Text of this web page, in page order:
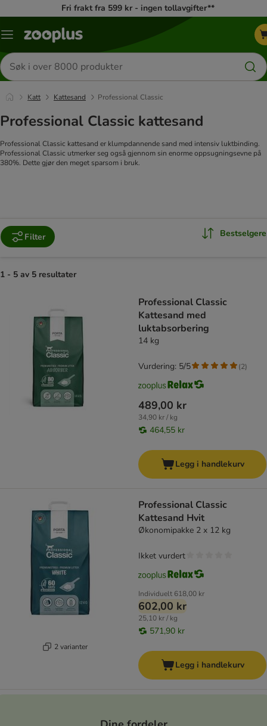
Fri frakt fra 599 kr - ingen tollavgifter**
Katalogmeny
Søk
etter
produkter
Katt Kattesand Professional Classic
Professional Classic kattesand
Professional Classic kattesand er klumpdannende sand med intensiv luktbinding.
Professional Classic utmerker seg også gjennom sin enorme oppsugningsevne på
380%. Dette gjør den meget sparsom i bruk.
Filter Bestselgere
1 - 5 av 5 resultater
Professional Classic
Kattesand med
luktabsorbering
14 kg
489,00 kr
34,90 kr / kg
464,55 kr
Vurdering: 5/5 (2)
Legg i handlekurv
2 varianter
Professional Classic
Kattesand Hvit
Økonomipakke 2 x 12 kg
Individuelt 618,00 kr
602,00 kr
25,10 kr / kg
571,90 kr
Ikket vurdert
Legg i handlekurv